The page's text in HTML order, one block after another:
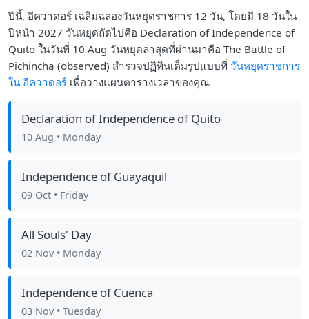
ปีนี้, อีควาดอร์ เฉลิมฉลองวันหยุดราชการ 12 วัน, โดยมี 18 วันใน
ปีหน้า 2027 วันหยุดถัดไปคือ Declaration of Independence of
Quito ในวันที่ 10 Aug วันหยุดล่าสุดที่ผ่านมาคือ The Battle of
Pichincha (observed) สำรวจปฏิทินเต็มรูปแบบที่ วันหยุดราชการ
ใน อีควาดอร์ เพื่อวางแผนตารางเวลาของคุณ
Declaration of Independence of Quito
10 Aug • Monday
Independence of Guayaquil
09 Oct • Friday
All Souls' Day
02 Nov • Monday
Independence of Cuenca
03 Nov • Tuesday